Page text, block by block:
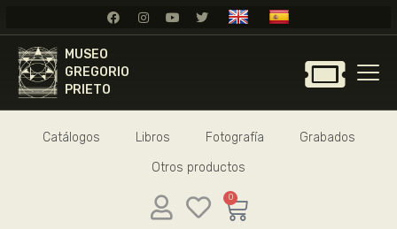
MUSEO
GREGORIO
PRIETO
Catálogos Libros Fotografía
Grabados
Otros productos
0
GREGORIO PRIETO